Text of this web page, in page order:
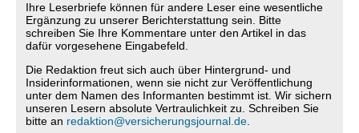
Ihre Leserbriefe können für andere Leser eine wesentliche
Ergänzung zu unserer Berichterstattung sein. Bitte
schreiben Sie Ihre Kommentare unter den Artikel in das
dafür vorgesehene Eingabefeld.
Die Redaktion freut sich auch über Hintergrund- und
Insiderinformationen, wenn sie nicht zur Veröffentlichung
unter dem Namen des Informanten bestimmt ist. Wir sichern
unseren Lesern absolute Vertraulichkeit zu. Schreiben Sie
bitte an redaktion@versicherungsjournal.de